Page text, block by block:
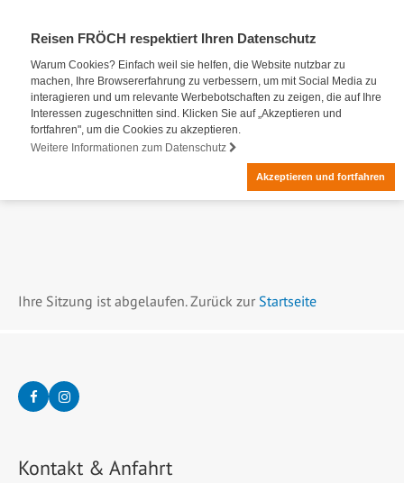
Reisen FRÖCH respektiert Ihren Datenschutz
Warum Cookies? Einfach weil sie helfen, die Website nutzbar zu
machen, Ihre Browsererfahrung zu verbessern, um mit Social Media zu
interagieren und um relevante Werbebotschaften zu zeigen, die auf Ihre
Interessen zugeschnitten sind. Klicken Sie auf „Akzeptieren und
fortfahren", um die Cookies zu akzeptieren.
Weitere Informationen zum Datenschutz
Akzeptieren und fortfahren
Ihre Sitzung ist abgelaufen. Zurück zurStartseite
Kontakt & Anfahrt